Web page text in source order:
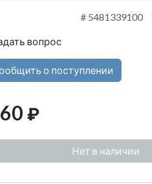
# 5481339100
вопрос
о поступлении
₽
Нет в наличии